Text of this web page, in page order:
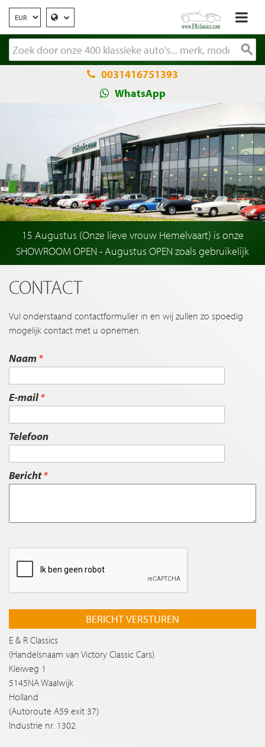
0031416751393
WhatsApp
15 Augustus (Onze lieve vrouw Hemelvaart) is onze
SHOWROOM OPEN - Augustus OPEN zoals gebruikelijk
CONTACT
Vul onderstaand contactformulier in en wij zullen zo spoedig
mogelijk contact met u opnemen.
Naam
E-mail
Telefoon
Bericht
BERICHT VERSTUREN
E & R Classics
(Handelsnaam van Victory Classic Cars)
Kleiweg 1
5145NA Waalwijk
Holland
(Autoroute A59 exit 37)
Industrie nr. 1302